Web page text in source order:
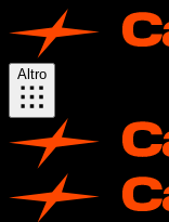
Altro